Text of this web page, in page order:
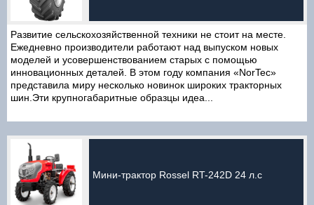
Развитие сельскохозяйственной техники не стоит на месте.
Ежедневно производители работают над выпуском новых
моделей и усовершенствованием старых с помощью
инновационных деталей. В этом году компания «NorTec»
представила миру несколько новинок широких тракторных
шин.Эти крупногабаритные образцы идеа...
Мини-трактор Rossel RT-242D 24 л.с